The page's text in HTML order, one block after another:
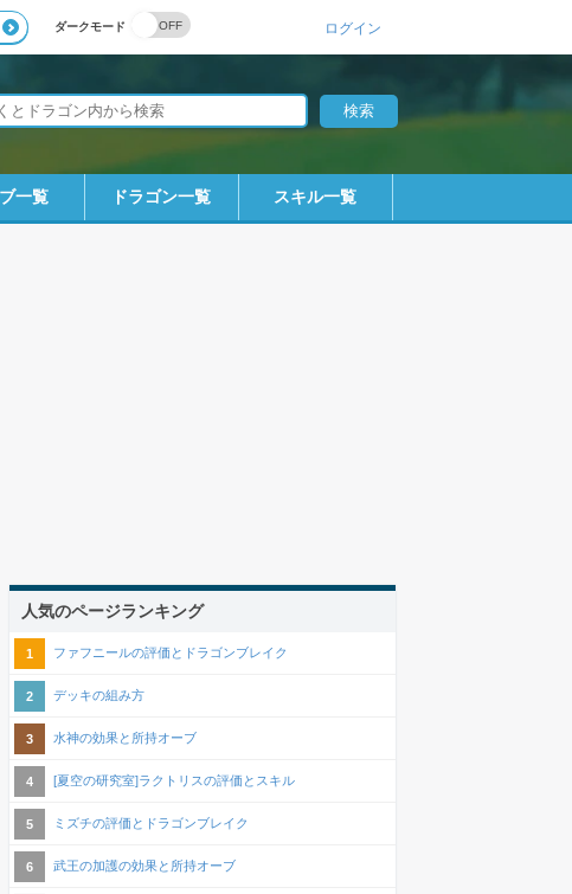
ダークモード ログイン
一覧 ドラゴン一覧 スキル一覧
人気のページランキング
ファフニールの評価とドラゴンブレイク
デッキの組み方
水神の効果と所持オーブ
[夏空の研究室]ラクトリスの評価とスキル
ミズチの評価とドラゴンブレイク
武王の加護の効果と所持オーブ